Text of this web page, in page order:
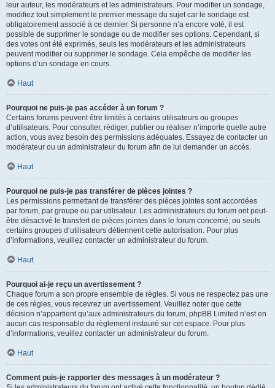
leur auteur, les modérateurs et les administrateurs. Pour modifier un sondage,
modifiez tout simplement le premier message du sujet car le sondage est
obligatoirement associé à ce dernier. Si personne n’a encore voté, il est
possible de supprimer le sondage ou de modifier ses options. Cependant, si
des votes ont été exprimés, seuls les modérateurs et les administrateurs
peuvent modifier ou supprimer le sondage. Cela empêche de modifier les
options d’un sondage en cours.
Haut
Pourquoi ne puis-je pas accéder à un forum ?
Certains forums peuvent être limités à certains utilisateurs ou groupes
d’utilisateurs. Pour consulter, rédiger, publier ou réaliser n’importe quelle autre
action, vous avez besoin des permissions adéquates. Essayez de contacter un
modérateur ou un administrateur du forum afin de lui demander un accès.
Haut
Pourquoi ne puis-je pas transférer de pièces jointes ?
Les permissions permettant de transférer des pièces jointes sont accordées
par forum, par groupe ou par utilisateur. Les administrateurs du forum ont peut-
être désactivé le transfert de pièces jointes dans le forum concerné, ou seuls
certains groupes d’utilisateurs détiennent cette autorisation. Pour plus
d’informations, veuillez contacter un administrateur du forum.
Haut
Pourquoi ai-je reçu un avertissement ?
Chaque forum a son propre ensemble de règles. Si vous ne respectez pas une
de ces règles, vous recevrez un avertissement. Veuillez noter que cette
décision n’appartient qu’aux administrateurs du forum, phpBB Limited n’est en
aucun cas responsable du règlement instauré sur cet espace. Pour plus
d’informations, veuillez contacter un administrateur du forum.
Haut
Comment puis-je rapporter des messages à un modérateur ?